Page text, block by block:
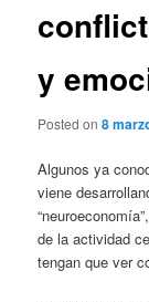
y
Posted on8
Algunos ya
viene
de la actividad
tengan que ver